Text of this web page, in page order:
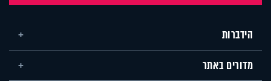
הידברות
מדורים באתר